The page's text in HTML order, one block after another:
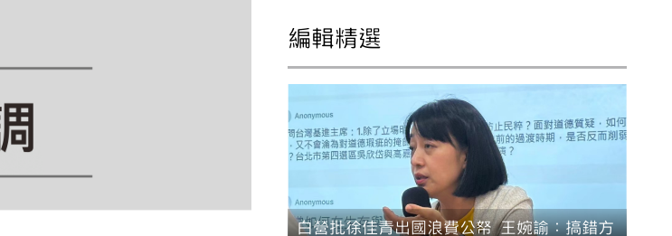
編輯精選
白營批徐佳青出國浪費公帑 王婉諭：搞錯方